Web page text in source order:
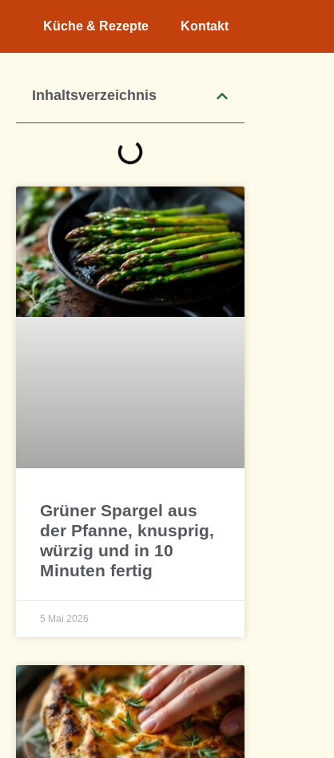
Küche & Rezepte Kontakt
Inhaltsverzeichnis
Grüner Spargel aus
der Pfanne, knusprig,
würzig und in 10
Minuten fertig
5 Mai 2026